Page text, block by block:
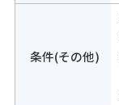
条件(その他)